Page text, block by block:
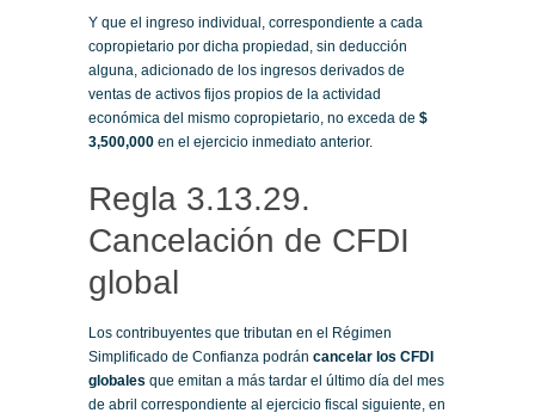
Y que el ingreso individual, correspondiente a cada
copropietario por dicha propiedad, sin deducción
alguna, adicionado de los ingresos derivados de
ventas de activos fijos propios de la actividad
económica del mismo copropietario, no exceda de $
3,500,000 en el ejercicio inmediato anterior.
Regla 3.13.29.
Cancelación de CFDI
global
Los contribuyentes que tributan en el Régimen
Simplificado de Confianza podrán cancelar los CFDI
globales que emitan a más tardar el último día del mes
de abril correspondiente al ejercicio fiscal siguiente, en